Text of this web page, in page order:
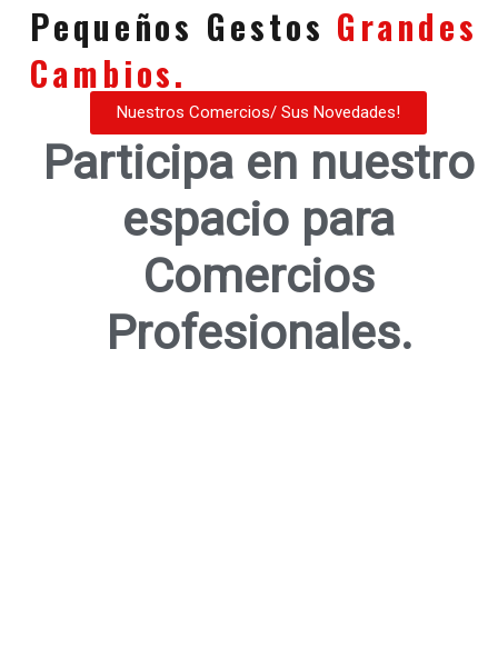
Pequeños Gestos Grandes
Cambios.
Nuestros Comercios/ Sus Novedades!
Participa en nuestro
espacio para
Comercios
Profesionales.